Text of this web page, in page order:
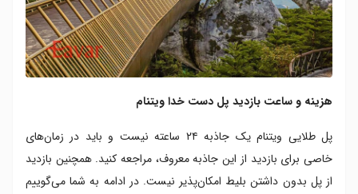
هزینه و ساعت بازدید پل دست خدا ویتنام
پل طلایی ویتنام یک جاذبه ۲۴ ساعته نیست و باید در زمان‌های
خاصی برای بازدید از این جاذبه معروف، مراجعه کنید. همچنین بازدید
از پل بدون داشتن بلیط امکان‌پذیر نیست. در ادامه به شما می‌گوییم